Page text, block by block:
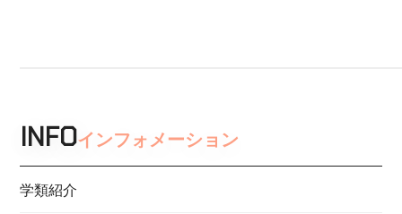
INFOインフォメーション
学類紹介